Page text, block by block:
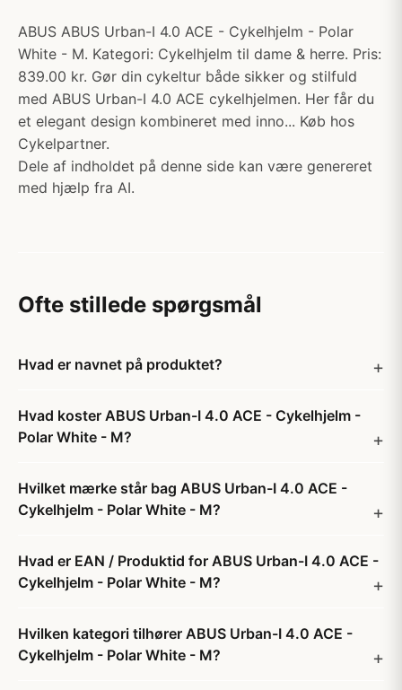
ABUS ABUS Urban-I 4.0 ACE - Cykelhjelm - Polar
White - M. Kategori: Cykelhjelm til dame & herre. Pris:
839.00 kr. Gør din cykeltur både sikker og stilfuld
med ABUS Urban-I 4.0 ACE cykelhjelmen. Her får du
et elegant design kombineret med inno... Køb hos
Cykelpartner.
Dele af indholdet på denne side kan være genereret
med hjælp fra AI.
Ofte stillede spørgsmål
Hvad er navnet på produktet?
Hvad koster ABUS Urban-I 4.0 ACE - Cykelhjelm -
Polar White - M?
Hvilket mærke står bag ABUS Urban-I 4.0 ACE -
Cykelhjelm - Polar White - M?
Hvad er EAN / Produktid for ABUS Urban-I 4.0 ACE -
Cykelhjelm - Polar White - M?
Hvilken kategori tilhører ABUS Urban-I 4.0 ACE -
Cykelhjelm - Polar White - M?